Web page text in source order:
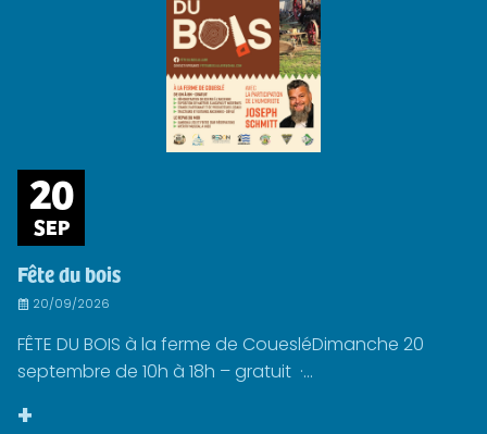
20
SEP
Fête du bois
20/09/2026
FÊTE DU BOIS à la ferme de CouesléDimanche 20
septembre de 10h à 18h – gratuit ·...
+